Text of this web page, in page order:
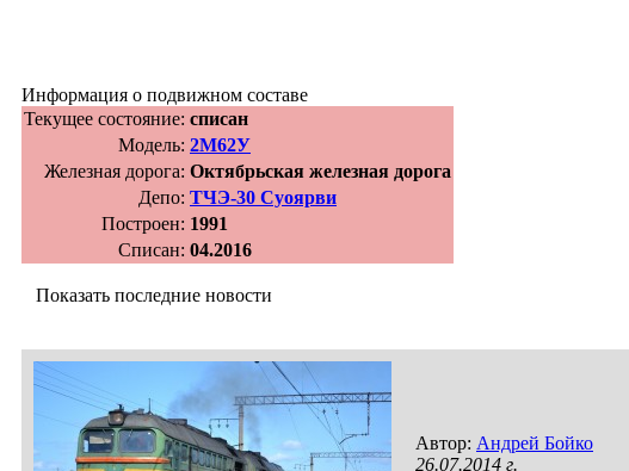
Информация о подвижном составе
Текущее состояние: списан
Модель: 2М62У
Железная дорога: Октябрьская железная дорога
Депо: ТЧЭ-30 Суоярви
Построен: 1991
Списан: 04.2016
Показать последние новости
Автор: Андрей Бойко
26.07.2014 г.